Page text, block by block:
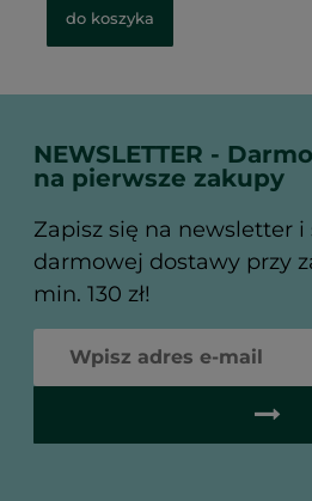
do koszyka
NEWSLETTER -
na pierwsze zakupy
Zapisz się na newsletter i
darmowej dostawy przy
min. 130 zł!